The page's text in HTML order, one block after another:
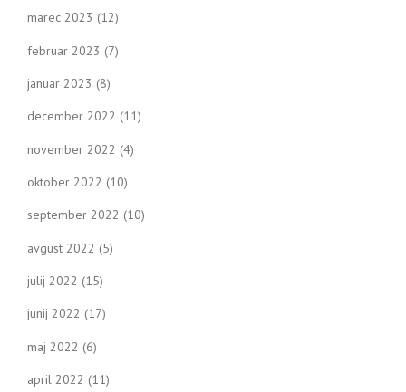
marec 2023 (12)
februar 2023 (7)
januar 2023 (8)
december 2022 (11)
november 2022 (4)
oktober 2022 (10)
september 2022 (10)
avgust 2022 (5)
julij 2022 (15)
junij 2022 (17)
maj 2022 (6)
april 2022 (11)